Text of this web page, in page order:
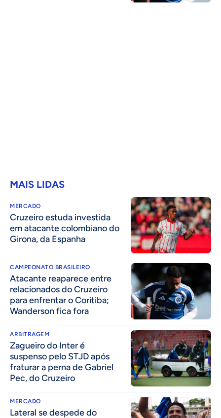
MAIS LIDAS
MERCADO
Cruzeiro estuda investida
em atacante colombiano do
Girona, da Espanha
CAMPEONATO BRASILEIRO
Atacante reaparece entre
relacionados do Cruzeiro
para enfrentar o Coritiba;
Wanderson fica fora
ARBITRAGEM
Zagueiro do Inter é
suspenso pelo STJD após
fraturar a perna de Gabriel
Pec, do Cruzeiro
MERCADO
Lateral se despede do